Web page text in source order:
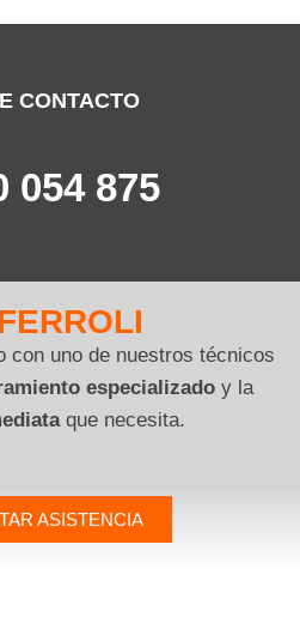
CONTACTO
054 875
con uno de nuestros técnicos
especializado y la
que necesita.
ASISTENCIA